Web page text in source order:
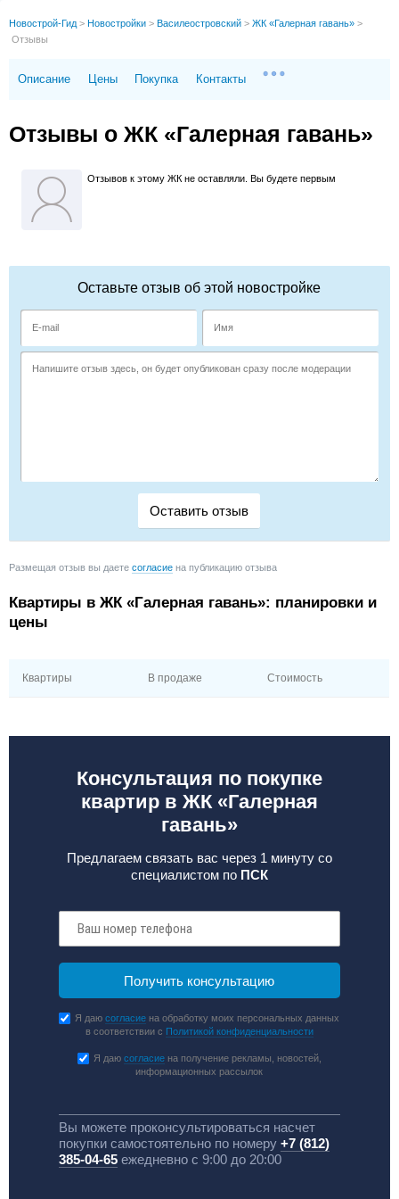
Новострой-Гид > Новостройки > Василеостровский > ЖК «Галерная гавань» >
Отзывы
Описание Цены Покупка Контакты
Отзывы о ЖК «Галерная гавань»
Отзывов к этому ЖК не оставляли. Вы будете первым
Оставьте отзыв об этой новостройке
Размещая отзыв вы даетесогласие на публикацию отзыва
Квартиры в ЖК «Галерная гавань»: планировки и
цены
Квартиры В продаже Стоимость
Консультация по покупке
квартир в ЖК «Галерная
гавань»
Предлагаем связать вас через 1 минуту со
специалистом по ПСК
Я даюсогласие на обработку моих персональных данных
в соответствии с Политикой конфиденциальности
Я даю согласиена получение рекламы, новостей,
информационных рассылок
Вы можете проконсультироваться насчет
покупки самостоятельно по номеру +7 (812)
385-04-65ежедневно с 9:00 до 20:00